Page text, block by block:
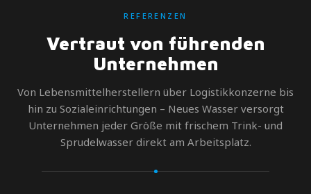
REFERENZEN
Vertraut von führenden
Unternehmen
Von Lebensmittelherstellern über Logistikkonzerne bis
hin zu Sozialeinrichtungen – Neues Wasser versorgt
Unternehmen jeder Größe mit frischem Trink- und
Sprudelwasser direkt am Arbeitsplatz.